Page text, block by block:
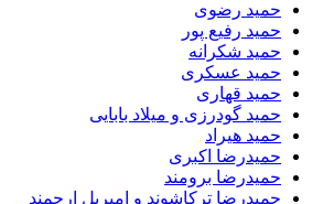
حمید رضوی
حمید رفیع پور
حمید شکرانه
حمید عسکری
حمید قهاری
حمید گودرزی و میلاد بابایی
حمید هیراد
حمیدرضا اکبری
حمیدرضا برومند
حمیدرضا ترکاشوند و امیریل ارجمند